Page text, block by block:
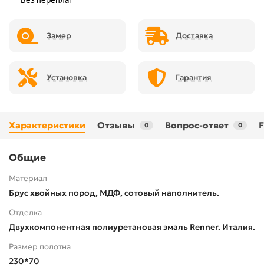
Замер Доставка
Установка Гарантия
Характеристики Отзывы 0 Вопрос-ответ 0
Общие
Материал
Брус хвойных пород, МДФ, сотовый наполнитель.
Отделка
Двухкомпонентная полиуретановая эмаль Renner. Италия.
Размер полотна
230*70